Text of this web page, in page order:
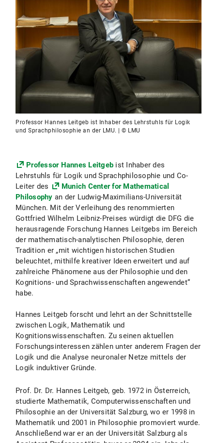
Professor Hannes Leitgeb ist Inhaber des Lehrstuhls für Logik
und Sprachphilosophie an der LMU. | © LMU
Professor Hannes Leitgeb ist Inhaber des
Lehrstuhls für Logik und Sprachphilosophie und Co-
Leiter des
Munich Center for Mathematical
Philosophy an der Ludwig-Maximilians-Universität
München. Mit der Verleihung des renommierten
Gottfried Wilhelm Leibniz-Preises würdigt die DFG die
herausragende Forschung Hannes Leitgebs im Bereich
der mathematisch-analytischen Philosophie, deren
Tradition er „mit wichtigen historischen Studien
beleuchtet, mithilfe kreativer Ideen erweitert und auf
zahlreiche Phänomene aus der Philosophie und den
Kognitions- und Sprachwissenschaften angewendet“
habe.
Hannes Leitgeb forscht und lehrt an der Schnittstelle
zwischen Logik, Mathematik und
Kognitionswissenschaften. Zu seinen aktuellen
Forschungsinteressen zählen unter anderem Fragen der
Logik und die Analyse neuronaler Netze mittels der
Logik induktiver Gründe.
Prof. Dr. Dr. Hannes Leitgeb, geb. 1972 in Österreich,
studierte Mathematik, Computerwissenschaften und
Philosophie an der Universität Salzburg, wo er 1998 in
Mathematik und 2001 in Philosophie promoviert wurde.
Anschließend war er an der Universität Salzburg als